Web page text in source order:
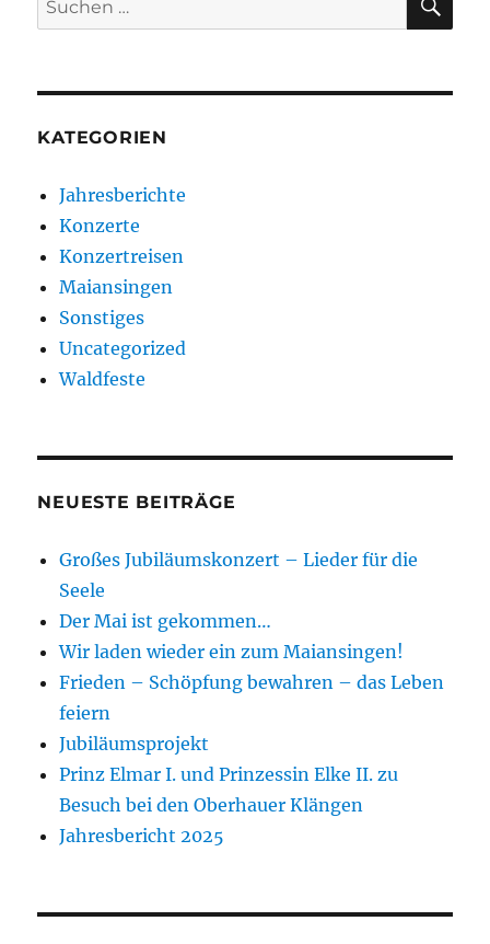
nach:
KATEGORIEN
Jahresberichte
Konzerte
Konzertreisen
Maiansingen
Sonstiges
Uncategorized
Waldfeste
NEUESTE BEITRÄGE
Großes Jubiläumskonzert – Lieder für die
Seele
Der Mai ist gekommen…
Wir laden wieder ein zum Maiansingen!
Frieden – Schöpfung bewahren – das Leben
feiern
Jubiläumsprojekt
Prinz Elmar I. und Prinzessin Elke II. zu
Besuch bei den Oberhauer Klängen
Jahresbericht 2025